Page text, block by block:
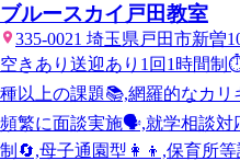
ブルースカイ戸田教室
335-0021 埼玉県戸田市新曽
空きあり 送迎あり 1回1時間制
種以上の課題📚,網羅的なカ
頻繁に面談実施🗣️,就学相談対
制🔄,母子通園型👩‍👦,保育所